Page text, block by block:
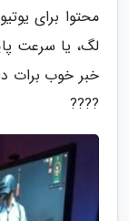
محتوا برای
لگ، یا سرعت
خبر خوب برات
????